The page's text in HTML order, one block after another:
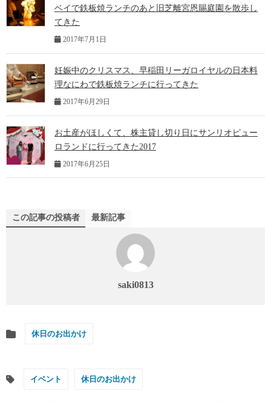
ベイで鉄板焼ランチのあと旧芝離宮恩賜庭園を散歩し
てきた
2017年7月1日
妊娠中のクリスマス、早稲田リーガロイヤルの日本料
理なにわで鉄板焼ランチに行ってきた
2017年6月29日
お土産がほしくて、株主貸し切り日にサンリオピュー
ロランドに行ってきた2017
2017年6月25日
この記事の投稿者 最新記事
saki0813
休日のお出かけ
イベント 休日のお出かけ